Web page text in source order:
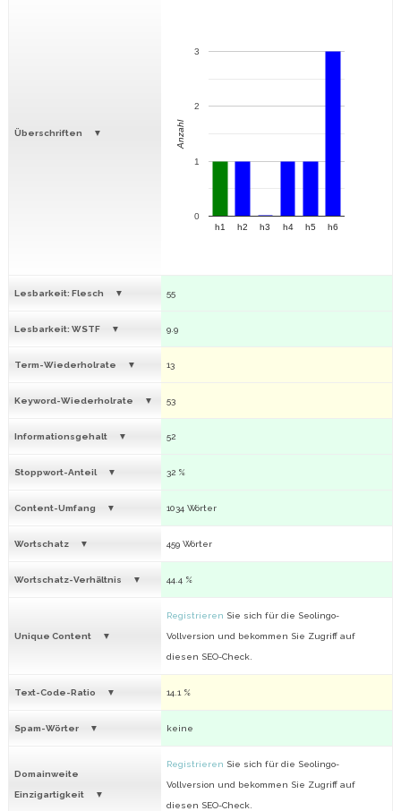
Überschriften
h1 h2 h3 h4 h5 h6
0
1
2
3
Anzahl
Lesbarkeit: Flesch 55
Lesbarkeit: WSTF 9.9
Term-Wiederholrate 13
Keyword-Wiederholrate 53
Informationsgehalt 52
Stoppwort-Anteil 32 %
Content-Umfang 1034 Wörter
Wortschatz 459 Wörter
Wortschatz-Verhältnis 44.4 %
Unique Content
Registrieren Sie sich für die Seolingo-
Vollversion und bekommen Sie Zugriff auf
diesen SEO-Check.
Text-Code-Ratio 14.1 %
Spam-Wörter keine
Domainweite
Einzigartigkeit
Registrieren Sie sich für die Seolingo-
Vollversion und bekommen Sie Zugriff auf
diesen SEO-Check.